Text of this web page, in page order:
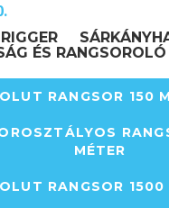
ÉS
RANGSOR 150
MÉTER
RANGSOR 1500